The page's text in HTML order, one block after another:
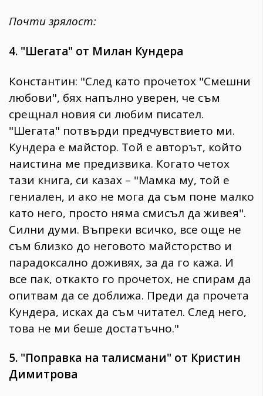
Почти зрялост:
4. "Шегата" от Милан Кундера
Константин: "След като прочетох "Смешни
любови", бях напълно уверен, че съм
срещнал новия си любим писател.
"Шегата" потвърди предчувствието ми.
Кундера е майстор. Той е авторът, който
наистина ме предизвика. Когато четох
тази книга, си казах – "Мамка му, той е
гениален, и ако не мога да съм поне малко
като него, просто няма смисъл да живея".
Силни думи. Въпреки всичко, все още не
съм близко до неговото майсторство и
парадоксално доживях, за да го кажа. И
все пак, откакто го прочетох, не спирам да
опитвам да се доближа. Преди да прочета
Кундера, исках да съм читател. След него,
това не ми беше достатъчно."
5. "Поправка на талисмани" от Кристин
Димитрова